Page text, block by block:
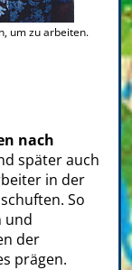
um zu arbeiten.
nach
später auch
in der
So
und
der
prägen.